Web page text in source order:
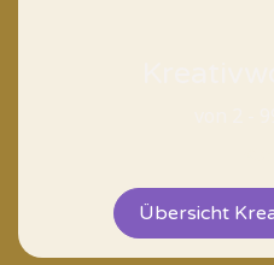
Übersicht